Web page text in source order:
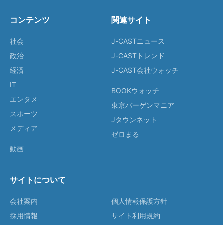
コンテンツ
社会
政治
経済
IT
エンタメ
スポーツ
メディア
動画
関連サイト
J-CASTニュース
J-CASTトレンド
J-CAST会社ウォッチ
BOOKウォッチ
東京バーゲンマニア
Jタウンネット
ゼロまる
サイトについて
会社案内
採用情報
個人情報保護方針
サイト利用規約